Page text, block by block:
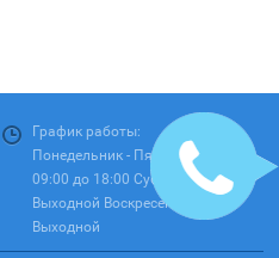
График работы:
Понедельник - Пятница:
09:00 до 18:00 Суббота:
Выходной Воскресенье:
Выходной